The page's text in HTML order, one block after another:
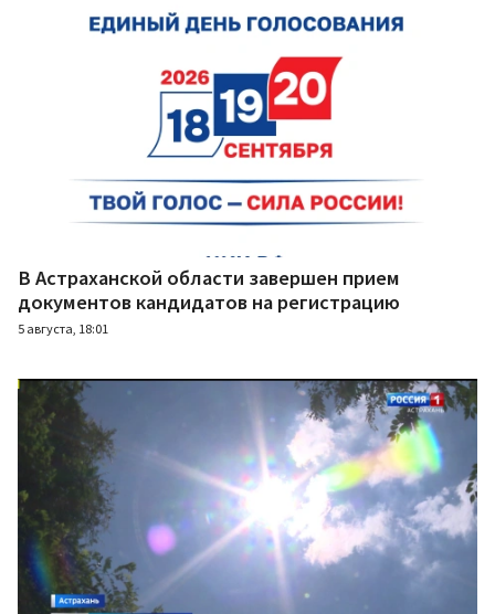
В Астраханской области завершен прием
документов кандидатов на регистрацию
5 августа, 18:01